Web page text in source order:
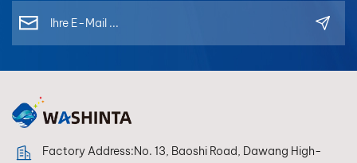
Factory Address:No. 13, Baoshi Road, Dawang High-